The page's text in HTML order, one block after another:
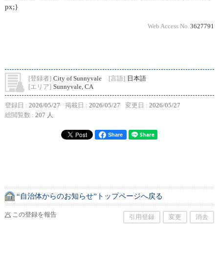
px;}
Web Access No. 3627791
[登録者] City of Sunnyvale [言語] 日本語
[エリア] Sunnyvale, CA
登録日 : 2026/05/27 掲載日 : 2026/05/27 変更日 : 2026/05/27
総閲覧数 : 207 人
Share
“自治体からのお知らせ”トップページへ戻る
この登録を報告 引用登録 変更 消去